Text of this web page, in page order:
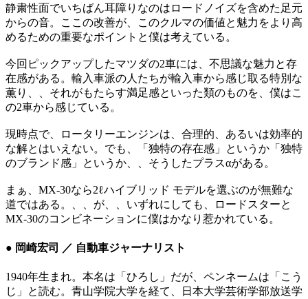
静粛性面でいちばん耳障りなのはロードノイズを含めた足元
からの音。ここの改善が、このクルマの価値と魅力をより高
めるための重要なポイントと僕は考えている。
今回ピックアップしたマツダの2車には、不思議な魅力と存
在感がある。輸入車派の人たちが輸入車から感じ取る特別な
薫り、、それがもたらす満足感といった類のものを、僕はこ
の2車から感じている。
現時点で、ロータリーエンジンは、合理的、あるいは効率的
な解とはいえない。でも、「独特の存在感」というか「独特
のブランド感」というか、、そうしたプラスαがある。
まぁ、MX-30なら2ℓハイブリッド モデルを選ぶのが無難な
道ではある。、、が、、いずれにしても、ロードスターと
MX-30のコンビネーションに僕はかなり惹かれている。
● 岡崎宏司 ／ 自動車ジャーナリスト
1940年生まれ。本名は「ひろし」だが、ペンネームは「こう
じ」と読む。青山学院大学を経て、日本大学芸術学部放送学